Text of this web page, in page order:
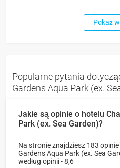
Pokaż
Popularne pytania
Gardens Aqua Park (ex.
Jakie są opinie o hotelu
Park (ex. Sea Garden)?
Na stronie znajdziesz 183
Gardens Aqua Park (ex. Sea
według opinii - 8,6